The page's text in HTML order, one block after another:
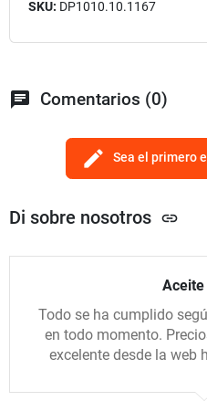
SKU: DP1010.10.1167
chat Comentarios (0)
edit Sea el primero
Di sobre nosotros link
Todo se ha cumplido
en todo momento.
excelente desde la web